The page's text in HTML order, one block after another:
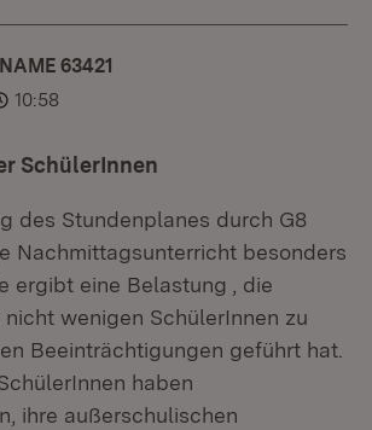
63421
10:58
SchülerInnen
des Stundenplanes durch G8
Nachmittagsunterricht besonders
ergibt eine Belastung , die
wenigen SchülerInnen zu
Beeinträchtigungen geführt hat.
haben
ihre außerschulischen